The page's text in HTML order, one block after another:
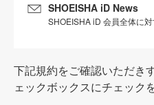
SHOEISHA iD News
SHOEISHA iD 会員全体に
下記規約をご確認いただき
ェックボックスにチェック